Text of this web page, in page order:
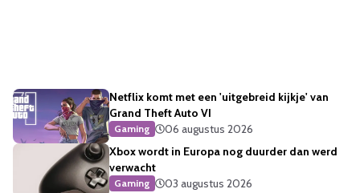
Netflix komt met een 'uitgebreid kijkje' van
Grand Theft Auto VI
Gaming
06 augustus 2026
Xbox wordt in Europa nog duurder dan werd
verwacht
Gaming
03 augustus 2026